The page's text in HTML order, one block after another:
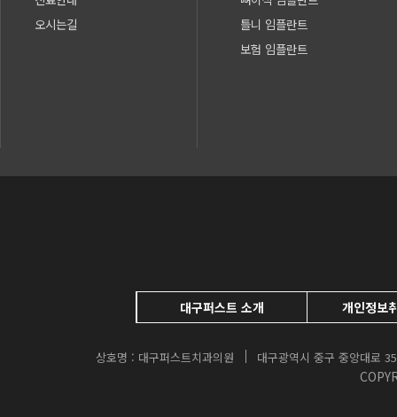
오시는길
틀니 임플란트
보험 임플란트
대구퍼스트 소개 개인정보
상호명 : 대구퍼스트치과의원 대구광역시 중구 중앙대로